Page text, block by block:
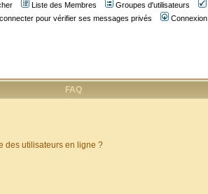
Liste des Membres Groupes d'utilisateurs
pour vérifier ses messages privés Connexion
FAQ
des utilisateurs en ligne ?